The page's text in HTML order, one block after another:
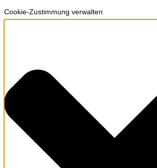
Cookie-Zustimmung verwalten